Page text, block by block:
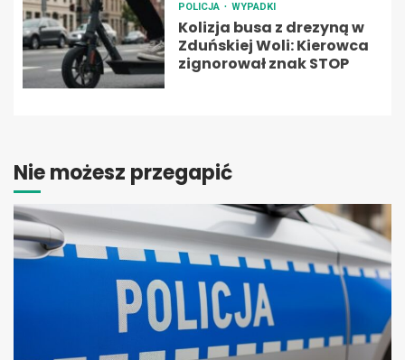
POLICJA WYPADKI
Kolizja busa z drezyną w
Zduńskiej Woli: Kierowca
zignorował znak STOP
Nie możesz przegapić